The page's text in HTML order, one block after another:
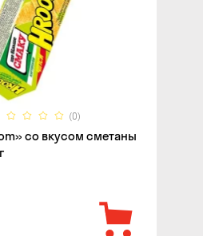
(0)
со вкусом сметаны